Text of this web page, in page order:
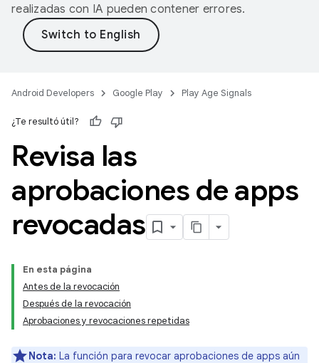
realizadas con IA pueden contener errores.
Android Developers Google Play Play Age Signals
¿Te resultó útil?
Revisa las
aprobaciones de apps
revocadas
En esta página
Antes de la revocación
Después de la revocación
Aprobaciones y revocaciones repetidas
Nota: La función para revocar aprobaciones de apps aún